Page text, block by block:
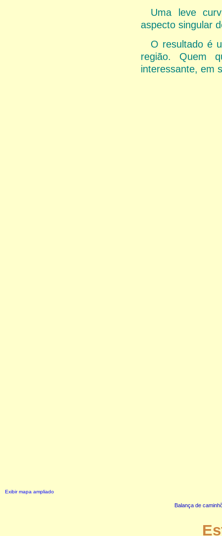
Uma leve
aspecto singular
O resultado é
região. Quem
interessante, em
Exibir mapa ampliado
Balança de